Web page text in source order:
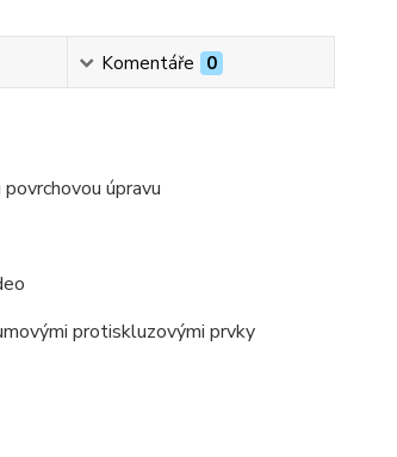
Komentáře 0
úpravu
protiskluzovými prvky